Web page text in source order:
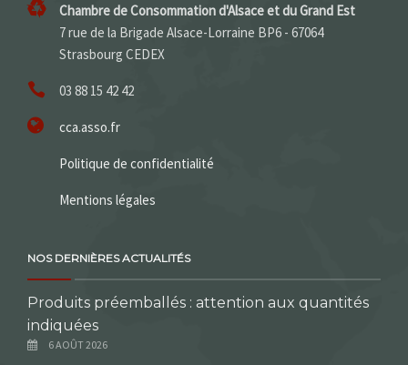
Chambre de Consommation d'Alsace et du Grand Est
7 rue de la Brigade Alsace-Lorraine BP6 - 67064
Strasbourg CEDEX
03 88 15 42 42
cca.asso.fr
Politique de confidentialité
Mentions légales
NOS DERNIÈRES ACTUALITÉS
Produits préemballés : attention aux quantités
indiquées
6 AOÛT 2026